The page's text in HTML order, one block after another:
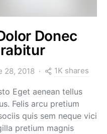
Donec
28, 2018 1K shares
Eget aenean tellus
Felis arcu pretium
quis sem neque vici
pretium magnis